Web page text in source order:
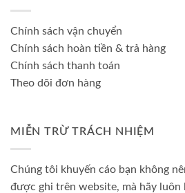
Chính sách vận chuyển
Chính sách hoàn tiền & trả hàng
Chính sách thanh toán
Theo dõi đơn hàng
MIỄN TRỪ TRÁCH NHIỆM
Chúng tôi khuyến cáo bạn không
được ghi trên website, mà hãy luôn